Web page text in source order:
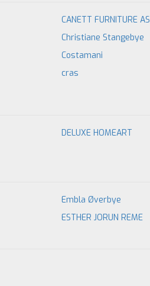
CANETT FURNITURE AS
Christiane Stangebye
Costamani
cras
DELUXE HOMEART
Embla Øverbye
ESTHER JORUN REME